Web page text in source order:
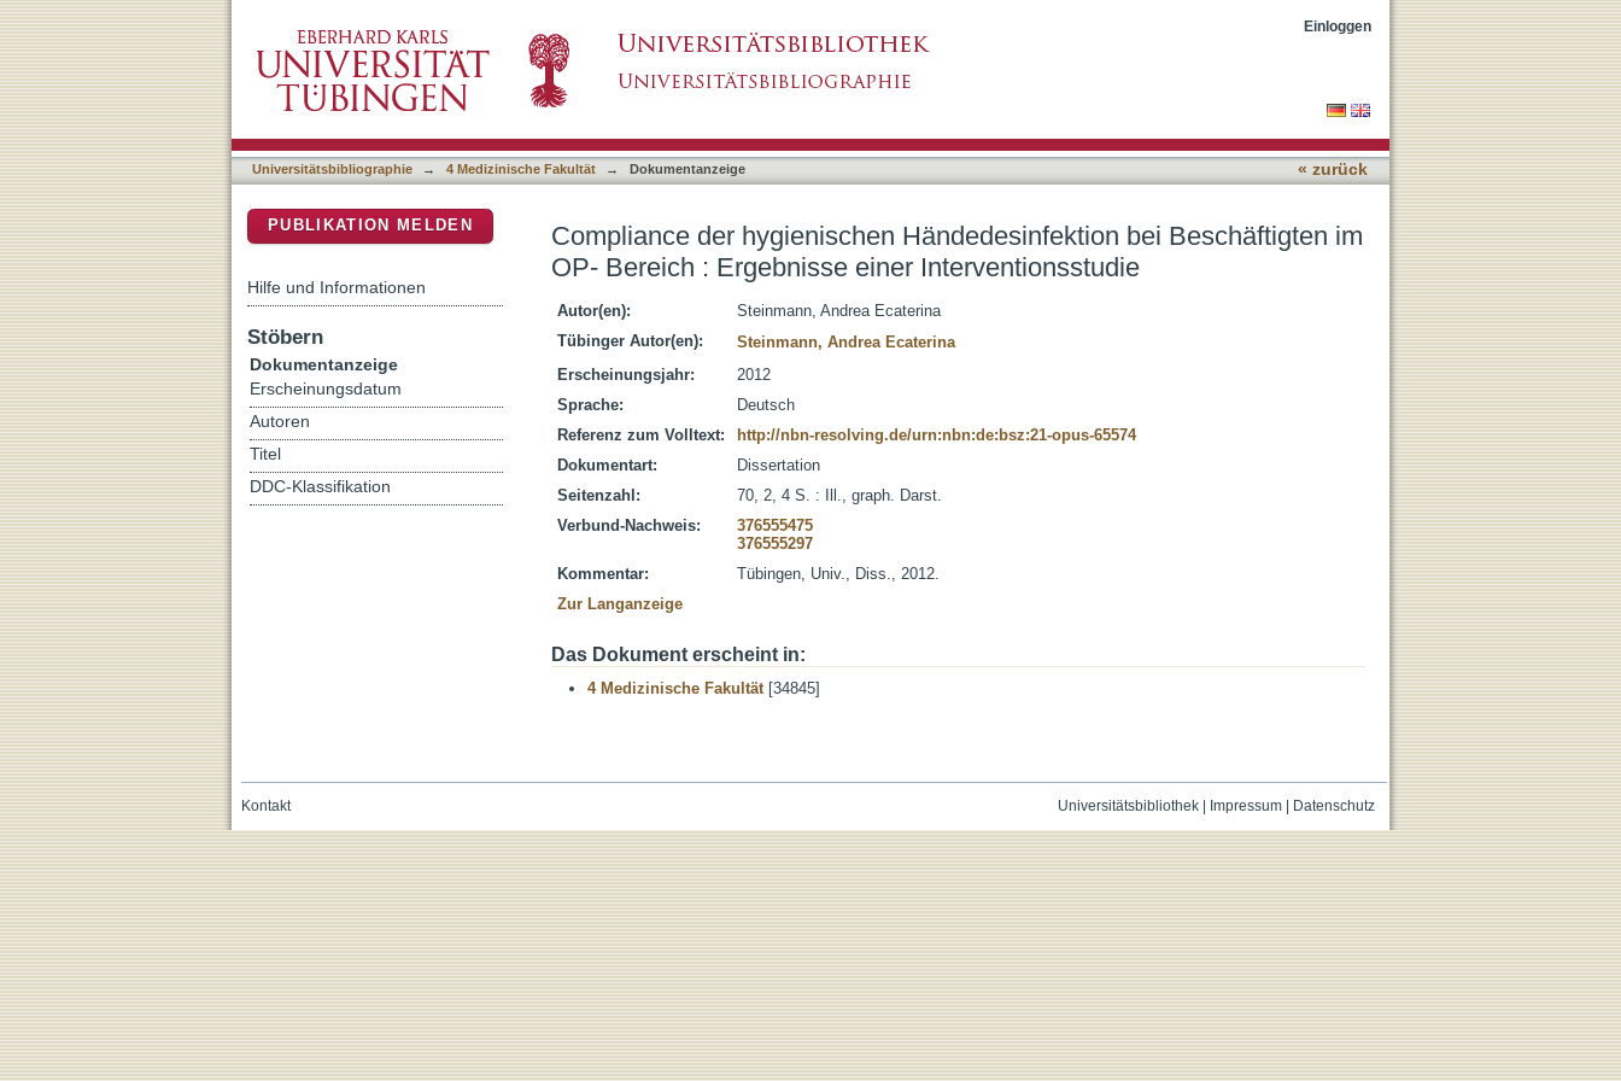
Compliance der hygienischen Händedesinfektion bei Beschäftigten im OP- Bereich : Ergebnisse
einer Interventionsstudie
Einloggen
Universitätsbibliographie → 4 Medizinische Fakultät → Dokumentanzeige « zurück
Compliance der hygienischen Händedesinfektion bei Beschäftigten im
OP- Bereich : Ergebnisse einer Interventionsstudie
Autor(en):
Steinmann, Andrea Ecaterina
Tübinger Autor(en):
Steinmann, Andrea Ecaterina
Erscheinungsjahr:
2012
Sprache:
Deutsch
Referenz zum Volltext:
http://nbn-resolving.de/urn:nbn:de:bsz:21-opus-65574
Dokumentart:
Dissertation
Seitenzahl:
70, 2, 4 S. : Ill., graph. Darst.
Verbund-Nachweis:
376555475
376555297
Kommentar:
Tübingen, Univ., Diss., 2012.
Zur Langanzeige
Das Dokument erscheint in:
4 Medizinische Fakultät[34845]
PUBLIKATION MELDEN
Hilfe und Informationen
Stöbern
Dokumentanzeige
Erscheinungsdatum
Autoren
Titel
DDC-Klassifikation
Universitätsbibliothek| Impressum| Datenschutz
Kontakt